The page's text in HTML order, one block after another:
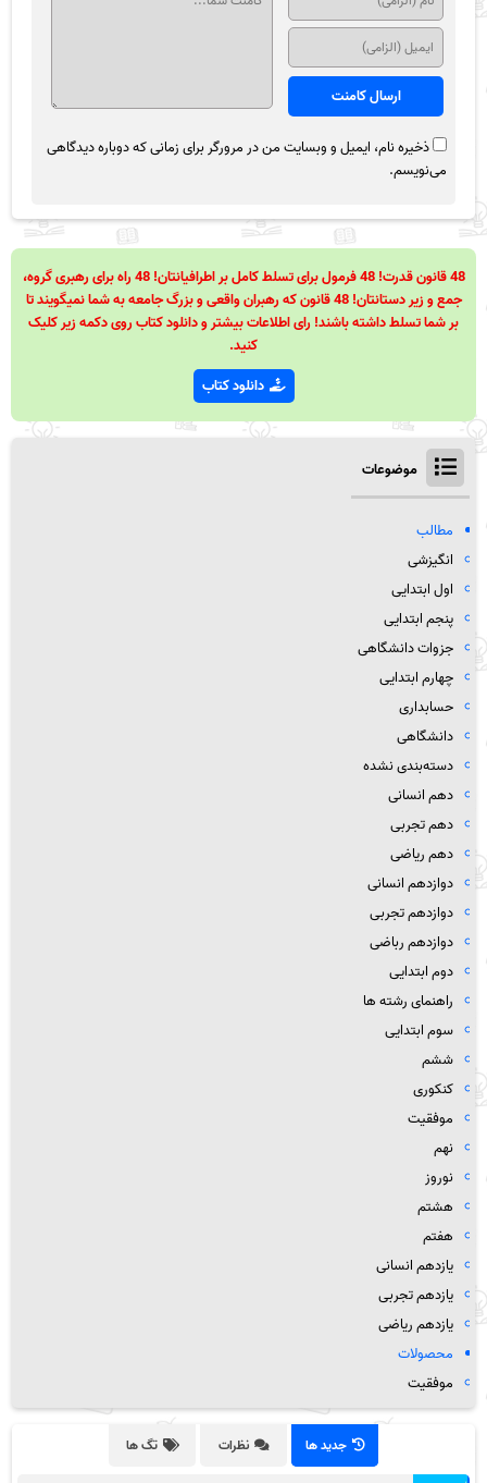
ذخیره نام، ایمیل و وبسایت من در مرورگر برای زمانی که دوباره دیدگاهی
می‌نویسم.
48 قانون قدرت! 48 فرمول برای تسلط کامل بر اطرافیانتان! 48 راه برای رهبری گروه،
جمع و زیر دستانتان! 48 قانون که رهبران واقعی و بزرگ جامعه به شما نمیگویند تا
بر شما تسلط داشته باشند! رای اطلاعات بیشتر و دانلود کتاب روی دکمه زیر کلیک
کنید.
دانلود کتاب
موضوعات
مطالب
انگیزشی
اول ابتدایی
پنجم ابتدایی
جزوات دانشگاهی
چهارم ابتدایی
حسابداری
دانشگاهی
دسته‌بندی نشده
دهم انسانی
دهم تجربی
دهم ریاضی
دوازدهم انسانی
دوازدهم تجربی
دوازدهم رباضی
دوم ابتدایی
راهنمای رشته ها
سوم ابتدایی
ششم
کنکوری
موفقیت
نهم
نوروز
هشتم
هفتم
یازدهم انسانی
یازدهم تجربی
یازدهم ریاضی
محصولات
موفقیت
جدید ها نظرات تگ ها